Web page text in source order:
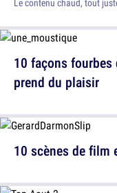
Le contenu chaud, tout
10 façons
prend du plaisir
10 scènes de film